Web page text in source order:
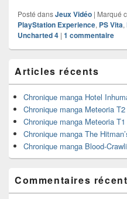
Posté dansJeux Vidéo | Marqué
PlayStation Experience, PS Vita,
Uncharted 4 | 1 commentaire
principale
de
widget
pour
barre
latérale
Articles récents
Chronique manga Hotel
Chronique manga Meteoria T2
Chronique manga Meteoria T1
Chronique manga The
Chronique manga Blood-
Commentaires